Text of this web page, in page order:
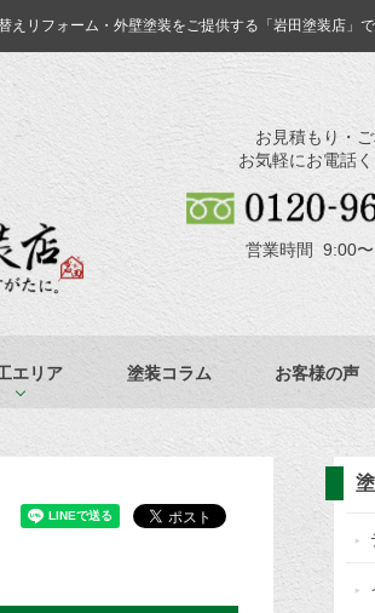
えリフォーム・外壁塗装をご提供する「岩田塗装店」で
お見積もり・
お気軽にお電話
営業時間 9:00
エリア 塗装コラム お客様の声